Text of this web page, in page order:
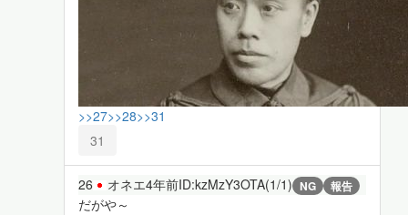
>>27>>28>>31
31
26 オネエ4年前ID:kzMzY3OTA(1/1) NG 報告
だがや～